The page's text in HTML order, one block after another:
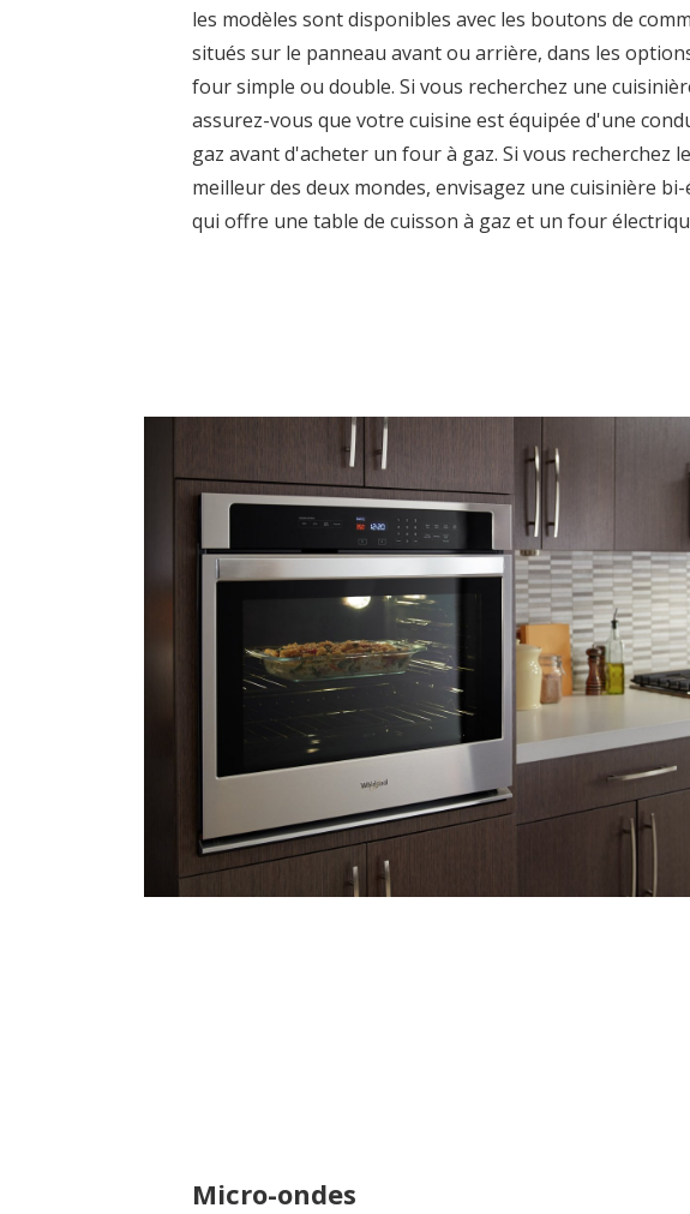
les modèles sont disponibles avec les boutons de
situés sur le panneau avant ou arrière, dans les
four simple ou double. Si vous recherchez une
assurez-vous que votre cuisine est équipée d'une
gaz avant d'acheter un four à gaz. Si vous recherchez le
meilleur des deux mondes, envisagez une cuisinière
qui offre une table de cuisson à gaz et un four
Micro-ondes